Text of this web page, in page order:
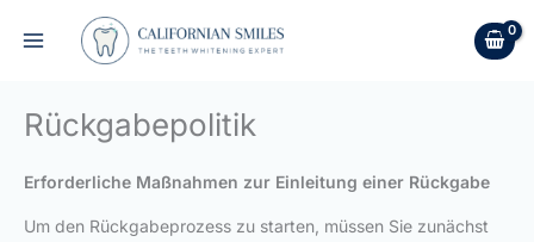
Inhalt
Rückgabepolitik
Erforderliche Maßnahmen zur Einleitung einer Rückgabe
Um den Rückgabeprozess zu starten, müssen Sie zunächst